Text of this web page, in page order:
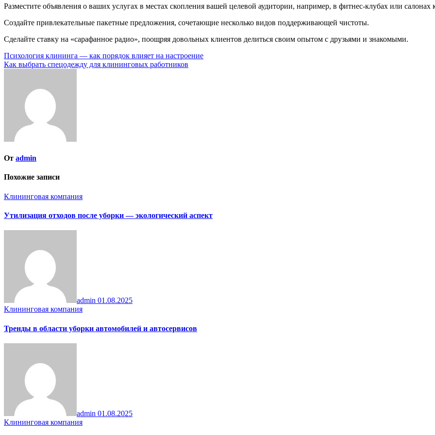
Разместите объявления о ваших услугах в местах скопления вашей целевой аудитории, например, в фитнес-клубах или салонах
Создайте привлекательные пакетные предложения, сочетающие несколько видов поддерживающей чистоты.
Сделайте ставку на «сарафанное радио», поощряя довольных клиентов делиться своим опытом с друзьями и знакомыми.
Навигация
по
Психология клининга — как порядок влияет на настроение
Как выбрать спецодежду для клининговых работников
От admin
Похожие записи
Клининговая компания
Утилизация отходов после уборки — экологический аспект
admin 01.08.2025
Клининговая компания
Тренды в области уборки автомобилей и автосервисов
admin 01.08.2025
Клининговая компания